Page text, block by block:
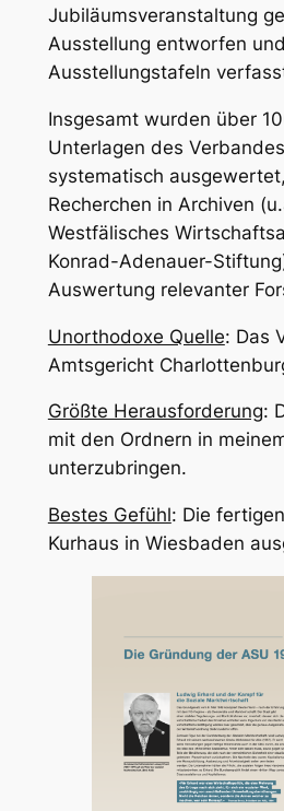
Jubiläumsveranstaltung
Ausstellung entworfen
Ausstellungstafeln
Insgesamt wurden über
Unterlagen des
systematisch
Recherchen in Archiven
Westfälisches
Konrad-Adenauer-
Auswertung relevanter
Unorthodoxe Quelle: Das
Amtsgericht
Größte Herausforderung:
mit den Ordnern in
unterzubringen.
Bestes Gefühl: Die
Kurhaus in Wiesbaden